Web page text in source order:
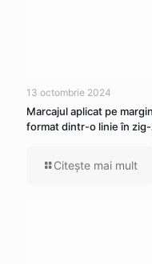
13 octombrie 2024
Marcajul aplicat pe
format dintr-o linie în
Citeşte mai mult